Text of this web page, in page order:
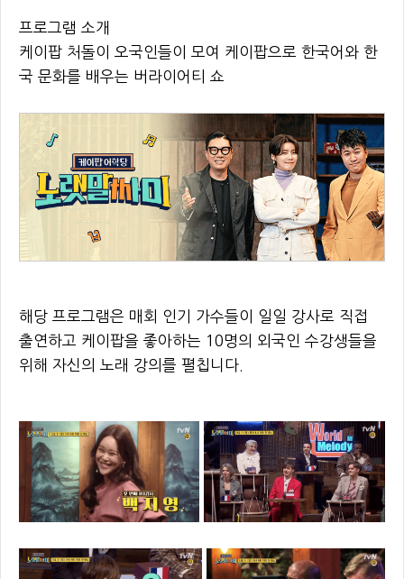
프로그램 소개
케이팝 처돌이 오국인들이 모여 케이팝으로 한국어와 한
국 문화를 배우는 버라이어티 쇼
해당 프로그램은 매회 인기 가수들이 일일 강사로 직접
출연하고 케이팝을 좋아하는 10명의 외국인 수강생들을
위해 자신의 노래 강의를 펼칩니다.